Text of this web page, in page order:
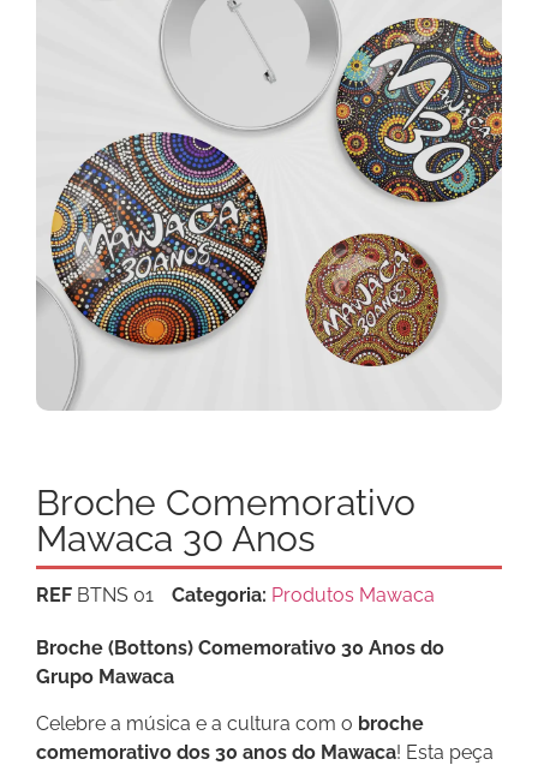
Broche Comemorativo
Mawaca 30 Anos
REF BTNS 01 Categoria: Produtos Mawaca
Broche (Bottons) Comemorativo 30 Anos do
Grupo Mawaca
Celebre a música e a cultura com o broche
comemorativo dos 30 anos do Mawaca! Esta peça